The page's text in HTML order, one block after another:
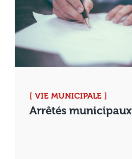
[ VIE MUNICIPALE ]
Arrêtés municipaux